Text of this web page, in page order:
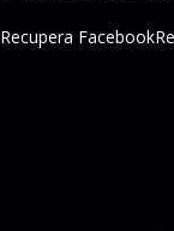
Recupera Facebook